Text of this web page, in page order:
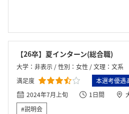
【26卒】夏インターン(総合職)
大学：非表示 / 性別：女性 / 文理：文系
満足度
本選考優遇
2024年7月上旬
1日間
#説明会